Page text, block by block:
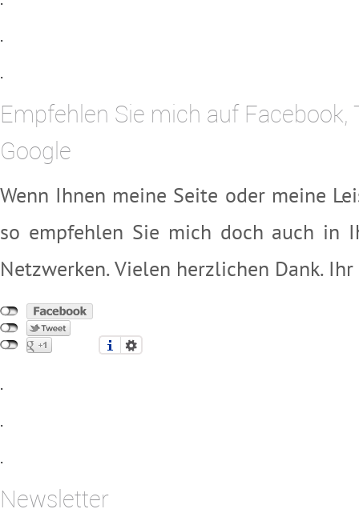
.
.
Empfehlen Sie mich auf Facebook,
Google
Wenn Ihnen meine Seite oder meine
so empfehlen Sie mich doch auch in
Netzwerken. Vielen herzlichen Dank.
.
.
.
Newsletter